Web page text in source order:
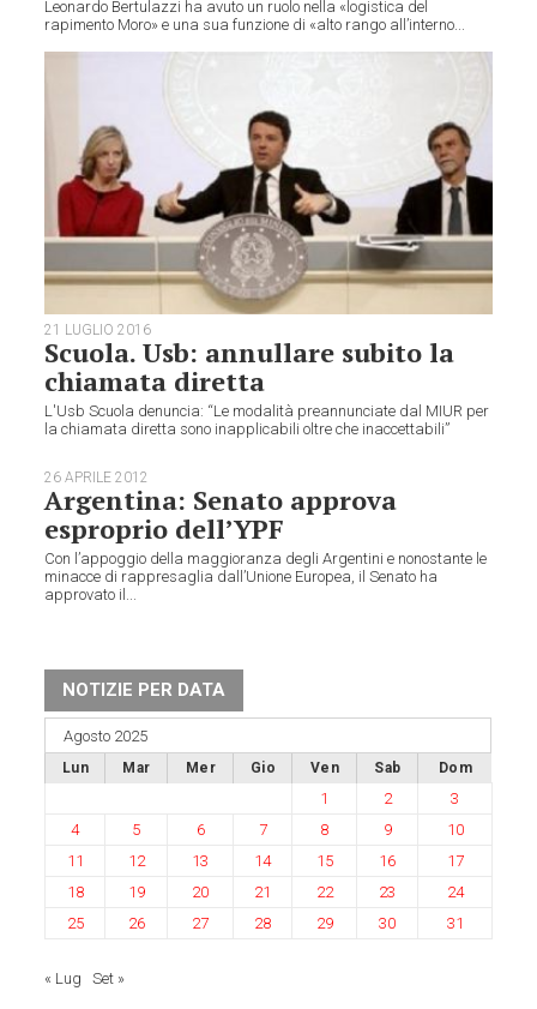
Leonardo Bertulazzi ha avuto un ruolo nella «logistica del
rapimento Moro» e una sua funzione di «alto rango all’interno...
21 LUGLIO 2016
Scuola. Usb: annullare subito la
chiamata diretta
L'Usb Scuola denuncia: “Le modalità preannunciate dal MIUR per
la chiamata diretta sono inapplicabili oltre che inaccettabili”
26 APRILE 2012
Argentina: Senato approva
esproprio dell’YPF
Con l’appoggio della maggioranza degli Argentini e nonostante le
minacce di rappresaglia dall’Unione Europea, il Senato ha
approvato il...
NOTIZIE PER DATA
Agosto 2025
Lun Mar Mer Gio Ven Sab Dom
1 2
3
4
5 6 7 8 9
10
11
12 13 14 15 16
17
18
19 20 21 22 23
24
25
26 27 28 29 30 31
« Lug Set »